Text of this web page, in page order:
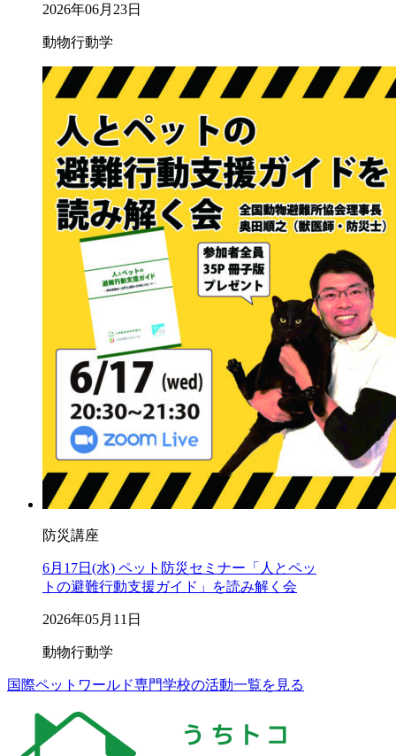
2026年06月23日
動物行動学
防災講座
6月17日(水) ペット防災セミナー「人とペッ
トの避難行動支援ガイド」を読み解く会
2026年05月11日
動物行動学
国際ペットワールド専門学校の活動一覧を見る